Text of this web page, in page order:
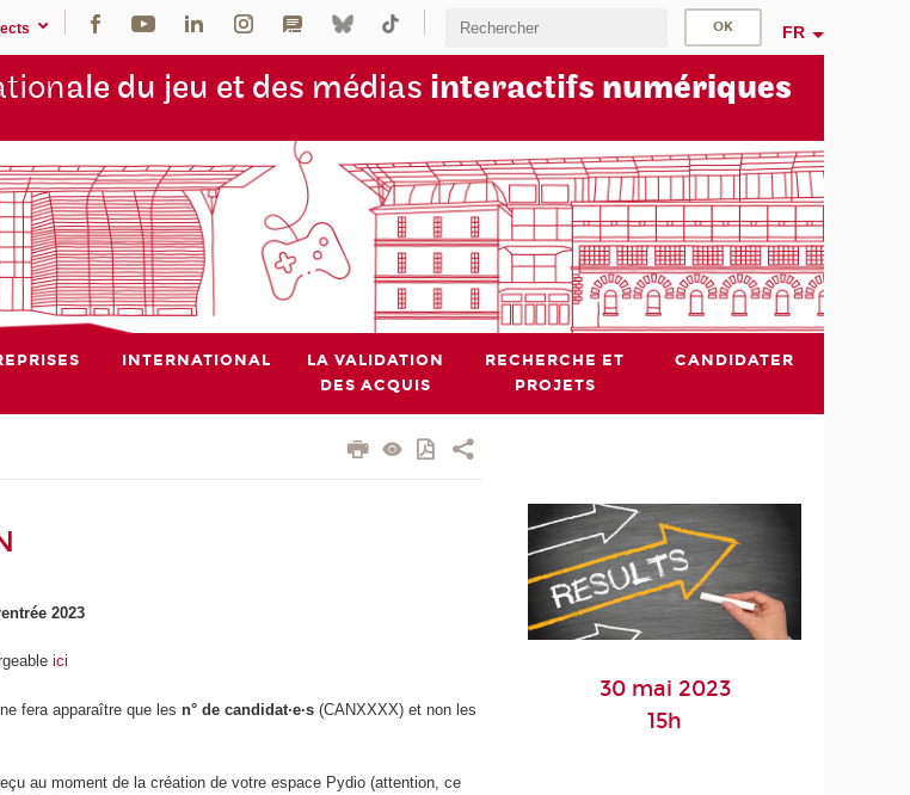
FR
ale du jeu et des médias interactifs numériques
INTERNATIONAL
LA VALIDATION
DES ACQUIS
RECHERCHE ET
PROJETS
CANDIDATER
2023
ici
fera apparaître que lesn° de candidat·e·s (CANXXXX) et non les
au moment de la création de votre espace Pydio (attention, ce
30 mai 2023
15h